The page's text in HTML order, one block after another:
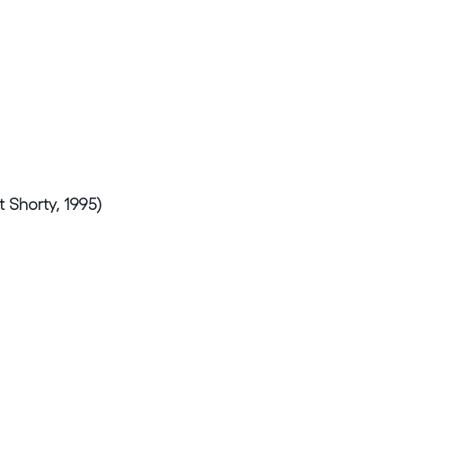
1995)